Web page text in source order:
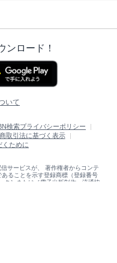
ンロード！
いて
検索プライバシーポリシー
取引法に基づく表示
くために
サービスが、 著作権者からコンテ
ることを示す登録商標（登録番号
］または［電子出版制作・流通協